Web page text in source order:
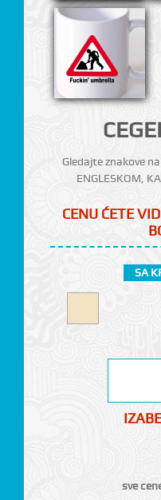
Gledajte znakove
ENGLESKOM,
CENU ĆETE
SA
sve